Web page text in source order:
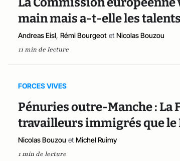
main mais a-t-elle les
Andreas Eisl, Rémi Bourgeot et Nicolas Bouzou
11 min de lecture
FORCES VIVES
Pénuries outre-Manche : La
travailleurs immigrés que le
Nicolas Bouzou et Michel Ruimy
1 min de lecture